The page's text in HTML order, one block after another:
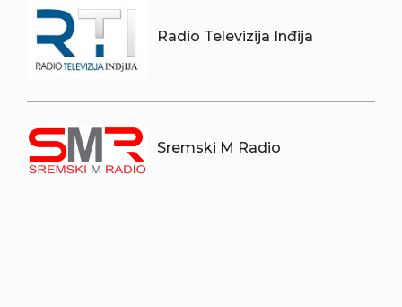
Radio Televizija Inđija
Sremski M Radio